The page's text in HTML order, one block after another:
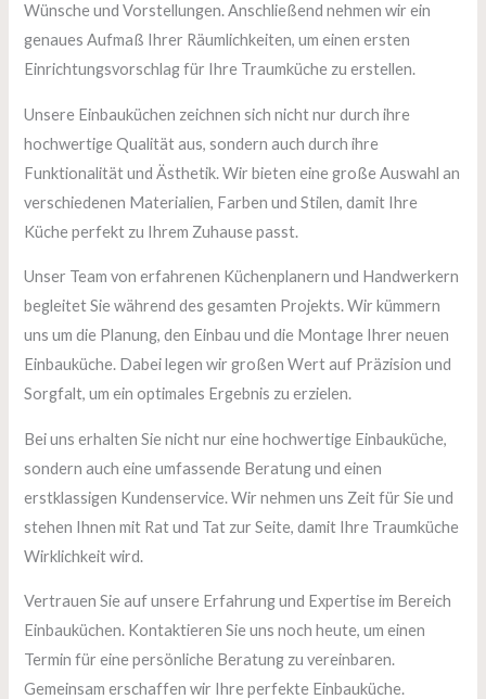
Wünsche und Vorstellungen. Anschließend nehmen wir ein
genaues Aufmaß Ihrer Räumlichkeiten, um einen ersten
Einrichtungsvorschlag für Ihre Traumküche zu erstellen.
Unsere Einbauküchen zeichnen sich nicht nur durch ihre
hochwertige Qualität aus, sondern auch durch ihre
Funktionalität und Ästhetik. Wir bieten eine große Auswahl an
verschiedenen Materialien, Farben und Stilen, damit Ihre
Küche perfekt zu Ihrem Zuhause passt.
Unser Team von erfahrenen Küchenplanern und Handwerkern
begleitet Sie während des gesamten Projekts. Wir kümmern
uns um die Planung, den Einbau und die Montage Ihrer neuen
Einbauküche. Dabei legen wir großen Wert auf Präzision und
Sorgfalt, um ein optimales Ergebnis zu erzielen.
Bei uns erhalten Sie nicht nur eine hochwertige Einbauküche,
sondern auch eine umfassende Beratung und einen
erstklassigen Kundenservice. Wir nehmen uns Zeit für Sie und
stehen Ihnen mit Rat und Tat zur Seite, damit Ihre Traumküche
Wirklichkeit wird.
Vertrauen Sie auf unsere Erfahrung und Expertise im Bereich
Einbauküchen. Kontaktieren Sie uns noch heute, um einen
Termin für eine persönliche Beratung zu vereinbaren.
Gemeinsam erschaffen wir Ihre perfekte Einbauküche.